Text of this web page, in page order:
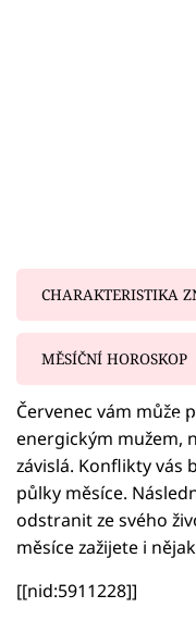
Sledujte nás
CHARAKTERISTIKA
MĚSÍČNÍ HOROSKOP
Červenec vám může
energickým mužem,
závislá. Konflikty vás
půlky měsíce.
odstranit ze svého
měsíce zažijete i
[[nid:5911228]]